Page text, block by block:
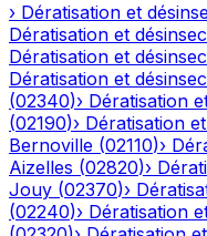
› Dératisation et
Dératisation et
Dératisation et
Dératisation et
(02340)› Dératisation
(02190)› Dératisation
Bernoville (02110)›
Aizelles (02820)›
Jouy (02370)›
(02240)› Dératisation